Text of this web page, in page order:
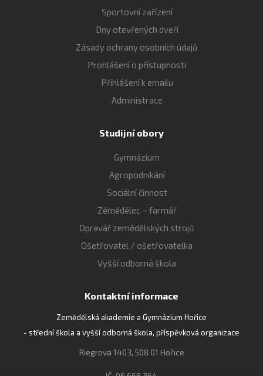
Sportovní zařízení
Dny otevřených dveří
Zásady ochrany osobních údajů
Prohlášení o přístupnosti
Přihlášení k emailu
Administrace
Studijní obory
Gymnázium
Agropodnikání
Sociální činnost
Zěmědělec – farmář
Opravář zemědělských strojů
Ošetřovatel / ošetřovatelka
Vyšší odborná škola
Kontaktní informace
Zemědělská akademie a Gymnázium Hořice
- střední škola a vyšší odborná škola, příspěvková organizace
Riegrova 1403, 508 01 Hořice